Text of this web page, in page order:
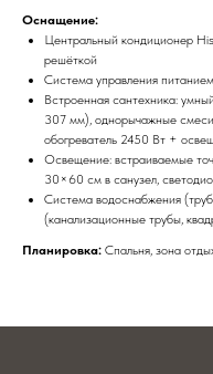
Оснащение:
Центральный кондиционер
решёткой
Система управления
Встроенная сантехника:
307 мм), однорычажные
обогреватель 2450 Вт +
Освещение: встраиваемые
30×60 см в санузел,
Система водоснабжения
(канализационные трубы,
Планировка: Спальня, зона